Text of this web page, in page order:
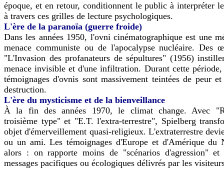
époque, et en retour, conditionnent le public à interpréter
à travers ces grilles de lecture psychologiques.
L'ère de la paranoïa (guerre froide)
Dans les années 1950, l'ovni cinématographique est une
menace communiste ou de l'apocalypse nucléaire. Des
"L'Invasion des profanateurs de sépultures" (1956)
menace invisible et d'une infiltration. Durant cette période,
témoignages d'ovnis sont massivement teintées de peur et
destruction.
L'ère du mysticisme et de la bienveillance
À la fin des années 1970, le climat change. Avec
troisième type" et "E.T. l'extra-terrestre", Spielberg
objet d'émerveillement quasi-religieux. L'extraterrestre
ou un ami. Les témoignages d'Europe et d'Amérique du
alors : on rapporte moins de "scénarios d'agression" et
messages pacifiques ou écologiques délivrés par les